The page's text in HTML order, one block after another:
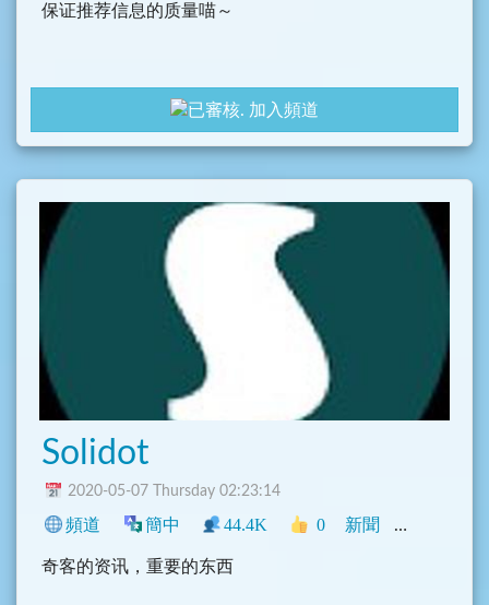
保证推荐信息的质量喵～
加入頻道
Solidot
2020-05-07 Thursday 02:23:14
頻道 簡中 44.4K 0 新聞 中文圈
奇客的资讯，重要的东西